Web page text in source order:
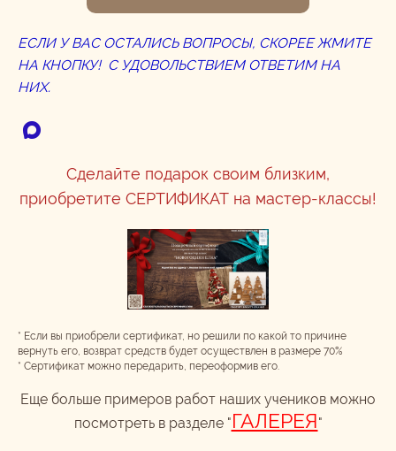
ЕСЛИ У ВАС ОСТАЛИСЬ ВОПРОСЫ, СКОРЕЕ ЖМИТЕ
НА КНОПКУ! С УДОВОЛЬСТВИЕМ ОТВЕТИМ НА
НИХ.
Сделайте подарок своим близким,
приобретите СЕРТИФИКАТ на мастер-классы!
* Если вы приобрели сертификат, но решили по какой то причине
вернуть его, возврат средств будет осуществлен в размере 70%
* Сертификат можно передарить, переоформив его.
Еще больше примеров работ наших учеников можно
посмотреть в разделе "ГАЛЕРЕЯ"